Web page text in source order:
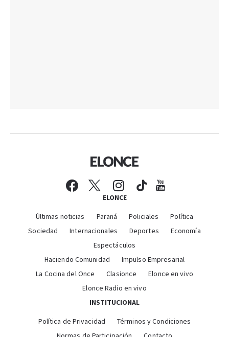
ELONCE
Últimas noticias Paraná Policiales
Política
Sociedad
Internacionales Deportes
Economía
Espectáculos
Haciendo Comunidad
Impulso Empresarial
La Cocina del Once
Clasionce
Elonce en vivo
Elonce Radio en vivo
INSTITUCIONAL
Política de Privacidad
Términos y Condiciones